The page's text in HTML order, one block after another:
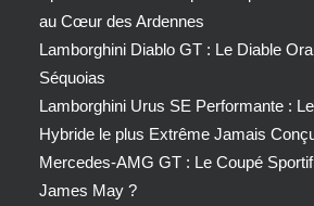
au Cœur des Ardennes
Lamborghini Diablo GT : Le Diable
Séquoias
Lamborghini Urus SE Performante :
Hybride le plus Extrême Jamais
Mercedes-AMG GT : Le Coupé
James May ?